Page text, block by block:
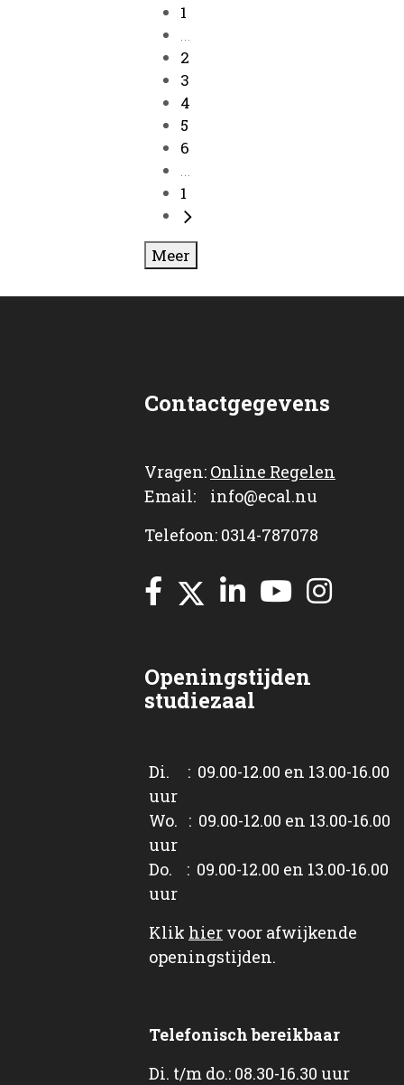
1
...
2
3
4
5
6
...
1
Meer
Contactgegevens
Vragen: Online Regelen
Email: info@ecal.nu
Telefoon: 0314-787078
Openingstijden
studiezaal
Di. : 09.00-12.00 en 13.00-16.00
uur
Wo. : 09.00-12.00 en 13.00-16.00
uur
Do. : 09.00-12.00 en 13.00-16.00
uur
Klik hier voor afwijkende
openingstijden.
Telefonisch bereikbaar
Di. t/m do.: 08.30-16.30 uur